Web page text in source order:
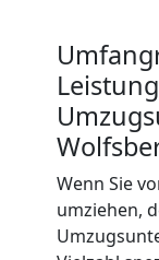
Wenn Sie
umziehen,
Mini
Umzug